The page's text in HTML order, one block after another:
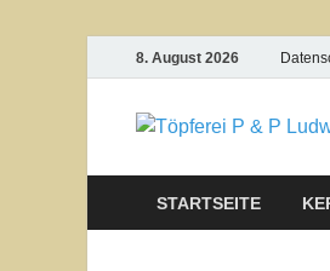
8. August 2026
STARTSEITE